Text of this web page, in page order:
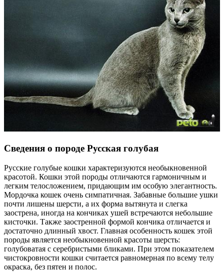
Сведения о породе Русская голубая
Русские голубые кошки характеризуются необыкновенной
красотой. Кошки этой породы отличаются гармоничным и
легким телосложением, придающим им особую элегантность.
Мордочка кошек очень симпатичная. Забавные большие ушки
почти лишены шерсти, а их форма вытянута и слегка
заострена, иногда на кончиках ушей встречаются небольшие
кисточки. Также заостренной формой кончика отличается и
достаточно длинный хвост. Главная особенность кошек этой
породы является необыкновенной красоты шерсть:
голубоватая с серебристыми бликами. При этом показателем
чистокровности кошки считается равномерная по всему телу
окраска, без пятен и полос.